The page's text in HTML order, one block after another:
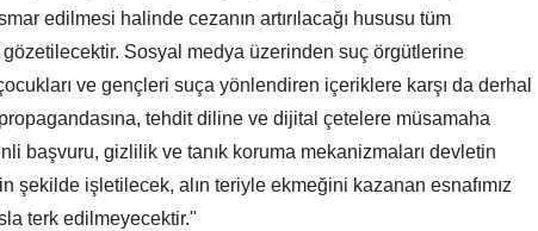
edilmesi halinde cezanın artırılacağı hususu tüm
Sosyal medya üzerinden suç örgütlerine
ve gençleri suça yönlendiren içeriklere karşı da derhal
tehdit diline ve dijital çetelere müsamaha
başvuru, gizlilik ve tanık koruma mekanizmaları devletin
şekilde işletilecek, alın teriyle ekmeğini kazanan esnafımız
terk edilmeyecektir."